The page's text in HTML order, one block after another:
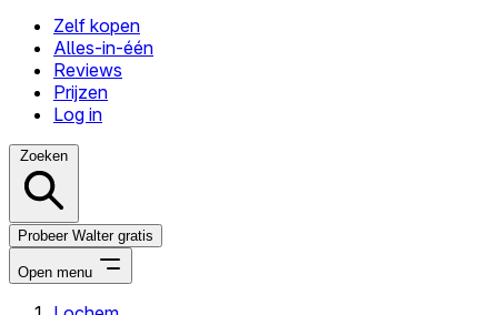
Zelf kopen
Alles-in-één
Reviews
Prijzen
Log in
Zoeken
Probeer Walter gratis
Open menu